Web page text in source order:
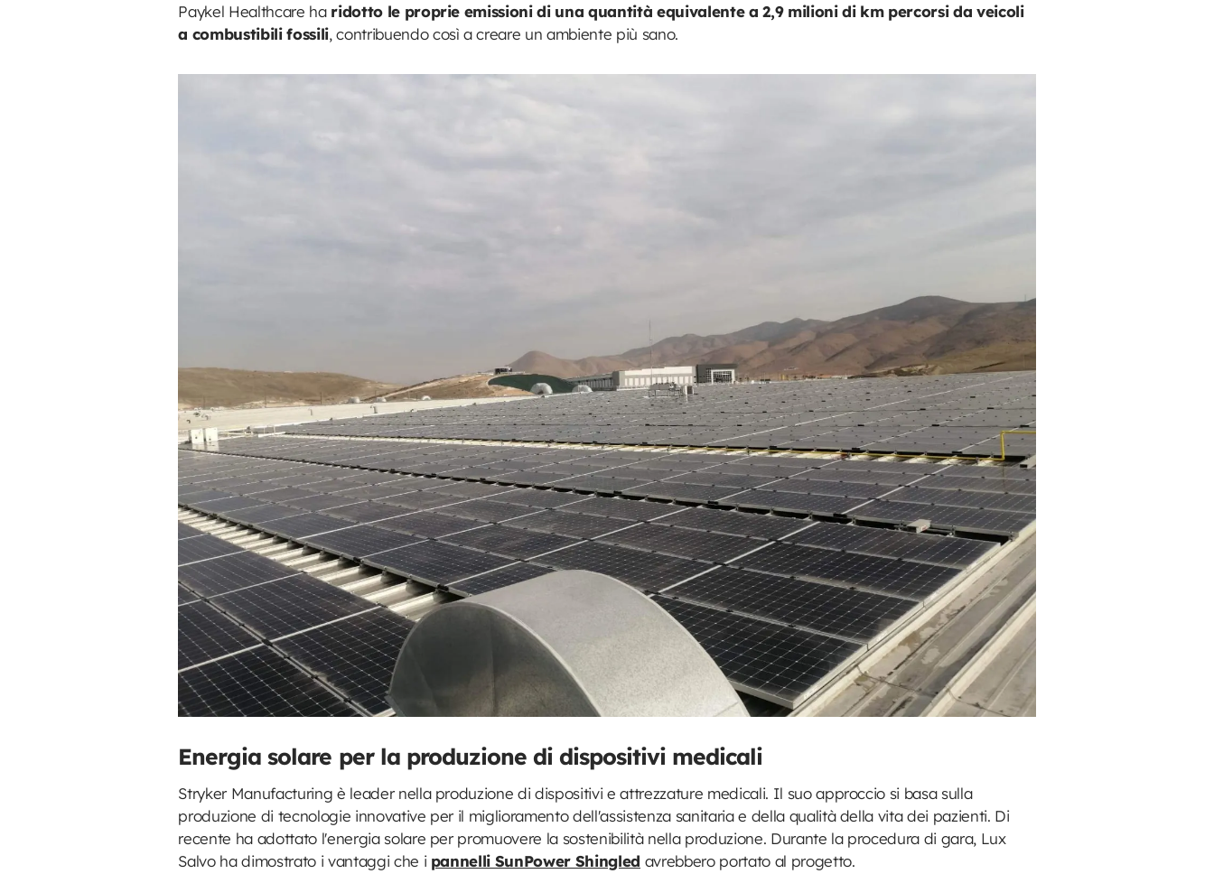
Paykel Healthcare ha ridotto le proprie emissioni di una quantità equivalente a 2,9 milioni di km percorsi da veicoli
a combustibili fossili, contribuendo così a creare un ambiente più sano.
Energia solare per la produzione di dispositivi medicali
Stryker Manufacturing è leader nella produzione di dispositivi e attrezzature medicali. Il suo approccio si basa sulla
produzione di tecnologie innovative per il miglioramento dell'assistenza sanitaria e della qualità della vita dei pazienti. Di
recente ha adottato l'energia solare per promuovere la sostenibilità nella produzione. Durante la procedura di gara, Lux
Salvo ha dimostrato i vantaggi che i pannelli SunPower Shingled avrebbero portato al progetto.